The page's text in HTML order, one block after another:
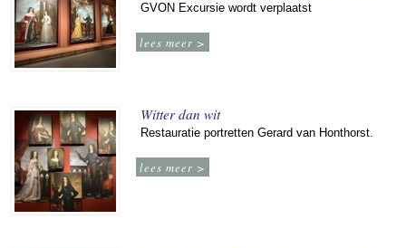
GVON Excursie wordt verplaatst
lees meer >
Witter dan wit
Restauratie portretten Gerard van Honthorst.
lees meer >